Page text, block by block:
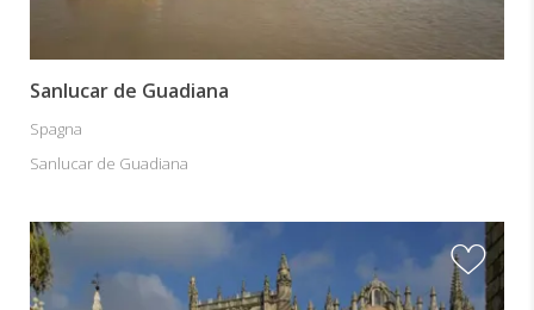
Sanlucar de Guadiana
Spagna
Sanlucar de Guadiana